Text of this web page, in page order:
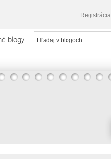
Registrácia
blogy